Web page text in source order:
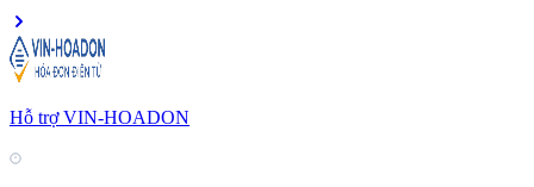
Hỗ trợ VIN-HOADON